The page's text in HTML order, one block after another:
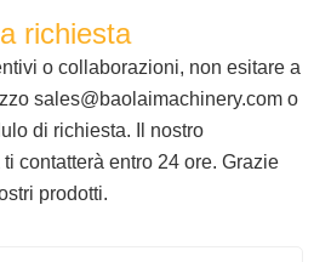
richiesta
o collaborazioni, non esitare a
sales@baolaimachinery.com o
di richiesta. Il nostro
contatterà entro 24 ore. Grazie
prodotti.